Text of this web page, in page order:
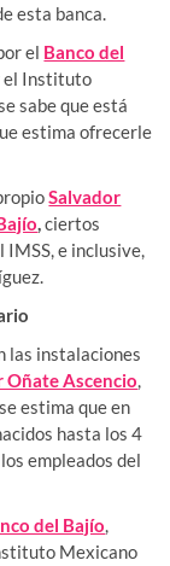
esta banca.
el Banco del
el Instituto
sabe que está
estima ofrecerle
Salvador
,ciertos
IMSS, e inclusive,
las instalaciones
Oñate Ascencio,
estima que en
hasta los 4
empleados del
del Bajío,
Mexicano